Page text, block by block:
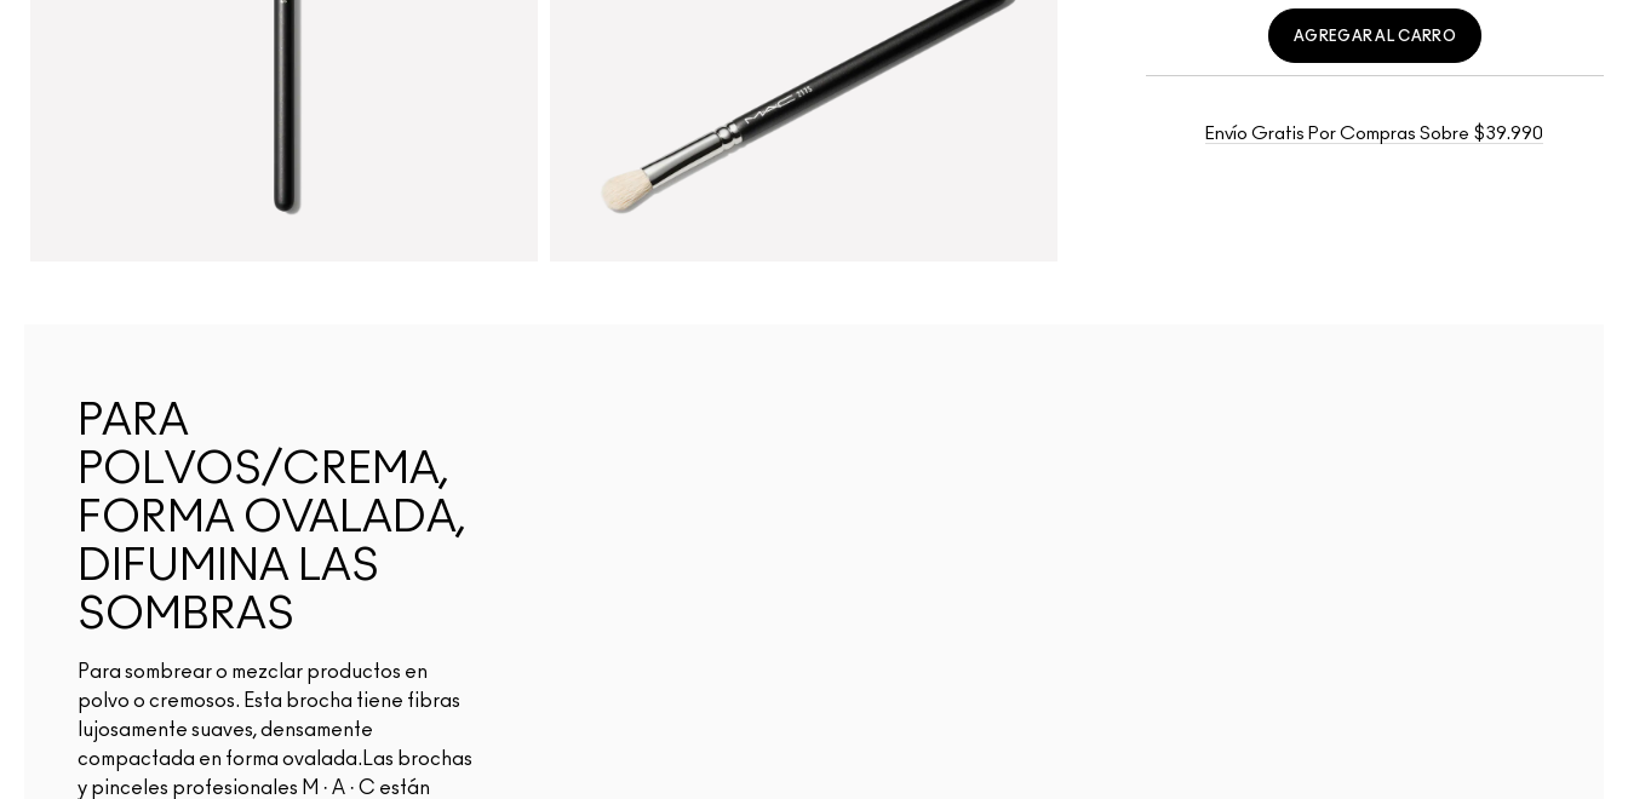
AGREGAR AL CARRO
Envío Gratis Por Compras Sobre $39.990
PARA
POLVOS/CREMA,
FORMA OVALADA,
DIFUMINA LAS
SOMBRAS
Para sombrear o mezclar productos en
polvo o cremosos. Esta brocha tiene fibras
lujosamente suaves, densamente
compactada en forma ovalada.Las brochas
y pinceles profesionales M · A · C están